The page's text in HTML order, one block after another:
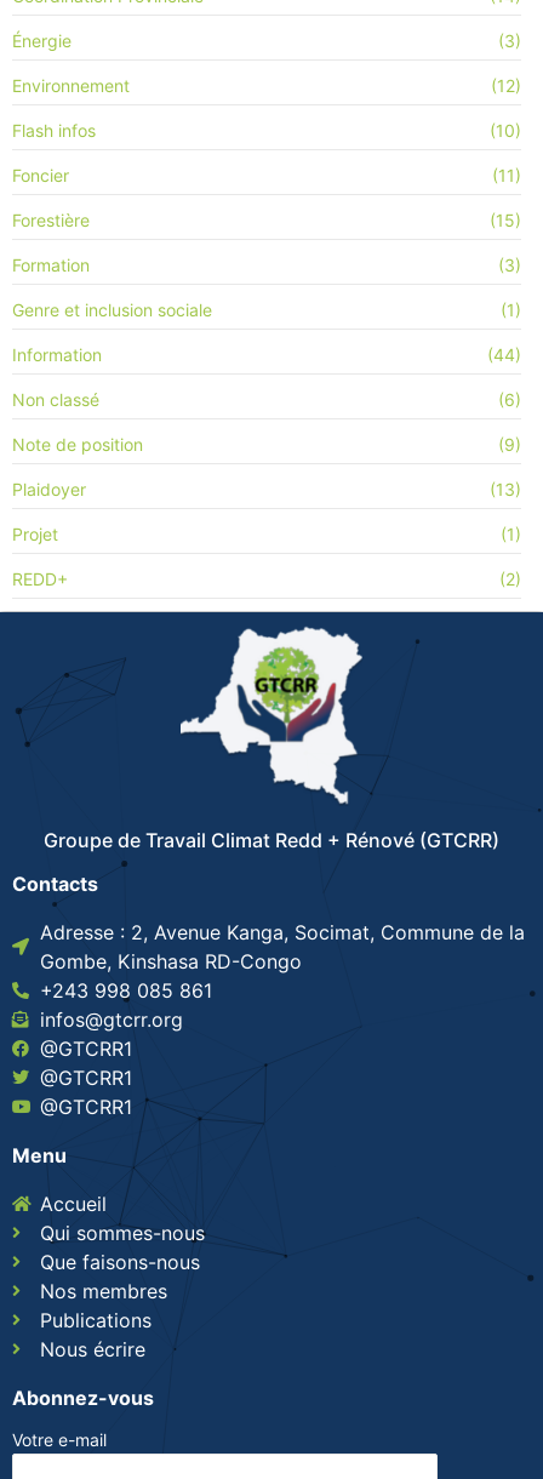
Énergie (3)
Environnement (12)
Flash infos (10)
Foncier (11)
Forestière (15)
Formation (3)
Genre et inclusion sociale (1)
Information (44)
Non classé (6)
Note de position (9)
Plaidoyer (13)
Projet (1)
REDD+ (2)
Groupe de Travail Climat Redd + Rénové (GTCRR)
Contacts
Adresse : 2, Avenue Kanga, Socimat, Commune de la
Gombe, Kinshasa RD-Congo
+243 998 085 861
infos@gtcrr.org
@GTCRR1
@GTCRR1
@GTCRR1
Menu
Accueil
Qui sommes-nous
Que faisons-nous
Nos membres
Publications
Nous écrire
Abonnez-vous
Votre e-mail